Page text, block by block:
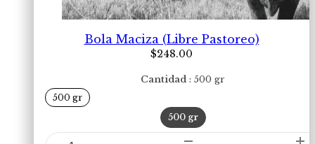
Bola Maciza (Libre Pastoreo)
$248.00
Cantidad 500 gr
500 gr
500 gr